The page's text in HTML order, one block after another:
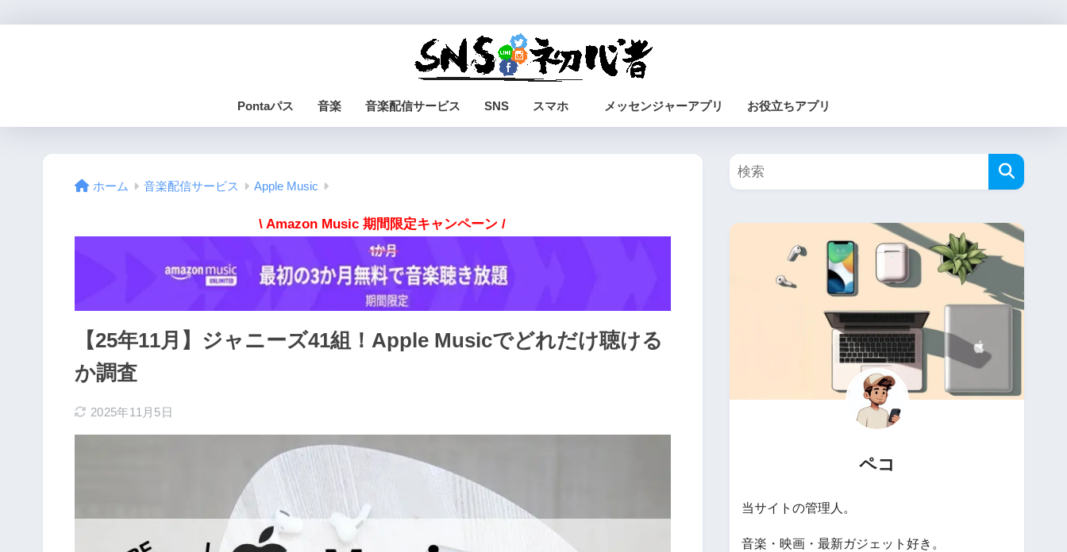
Pontaパス 音楽 音楽配信サービス SNS スマホ メッセンジャーアプリ お役立ちアプリ
ホーム 音楽配信サービス Apple Music
\ Amazon Music 期間限定キャンペーン /
【25年11月】ジャニーズ41組！Apple Musicでどれだけ聴ける
か調査
2025年11月5日
ペコ
当サイトの管理人。
音楽・映画・最新ガジェット好き。